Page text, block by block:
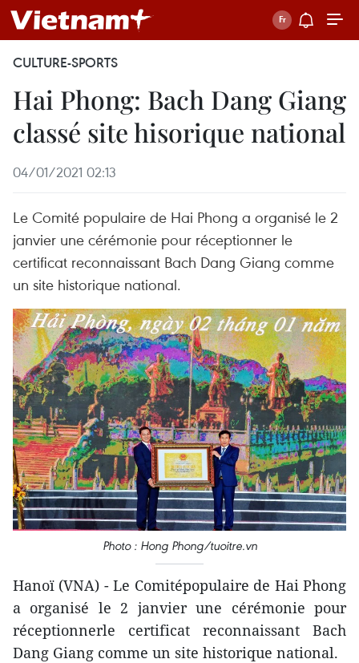
CULTURE-SPORTS
Hai Phong: Bach Dang Giang
classé site hisorique national
04/01/2021 02:13
Le Comité populaire de Hai Phong a organisé le 2
janvier une cérémonie pour réceptionner le
certificat reconnaissant Bach Dang Giang comme
un site historique national.
Photo : Hong Phong/tuoitre.vn
Hanoï (VNA) - Le Comitépopulaire de Hai Phong
a organisé le 2 janvier une cérémonie pour
réceptionnerle certificat reconnaissant Bach
Dang Giang comme un site historique national.